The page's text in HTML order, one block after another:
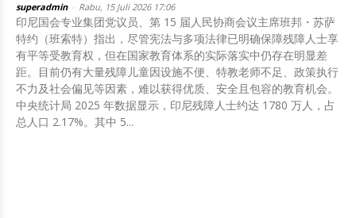
superadmin Rabu, 15 Juli 2026 17:06
印尼国会专业集团党议员、第 15 届人民协商会议主席班邦・苏萨
特约（班索特）指出，尽管宪法与多项法律已明确保障残障人士享
有平等受教育权，但在国家教育体系的实际落实中仍存在明显差
距。目前仍有大量残障儿童因设施不便、特教老师不足、政策执行
不力及社会偏见等因素，难以获得优质、安全且包容的教育机会。
中央统计局 2025 年数据显示，印尼残障人士约达 1780 万人，占
总人口 2.17%。其中 5...